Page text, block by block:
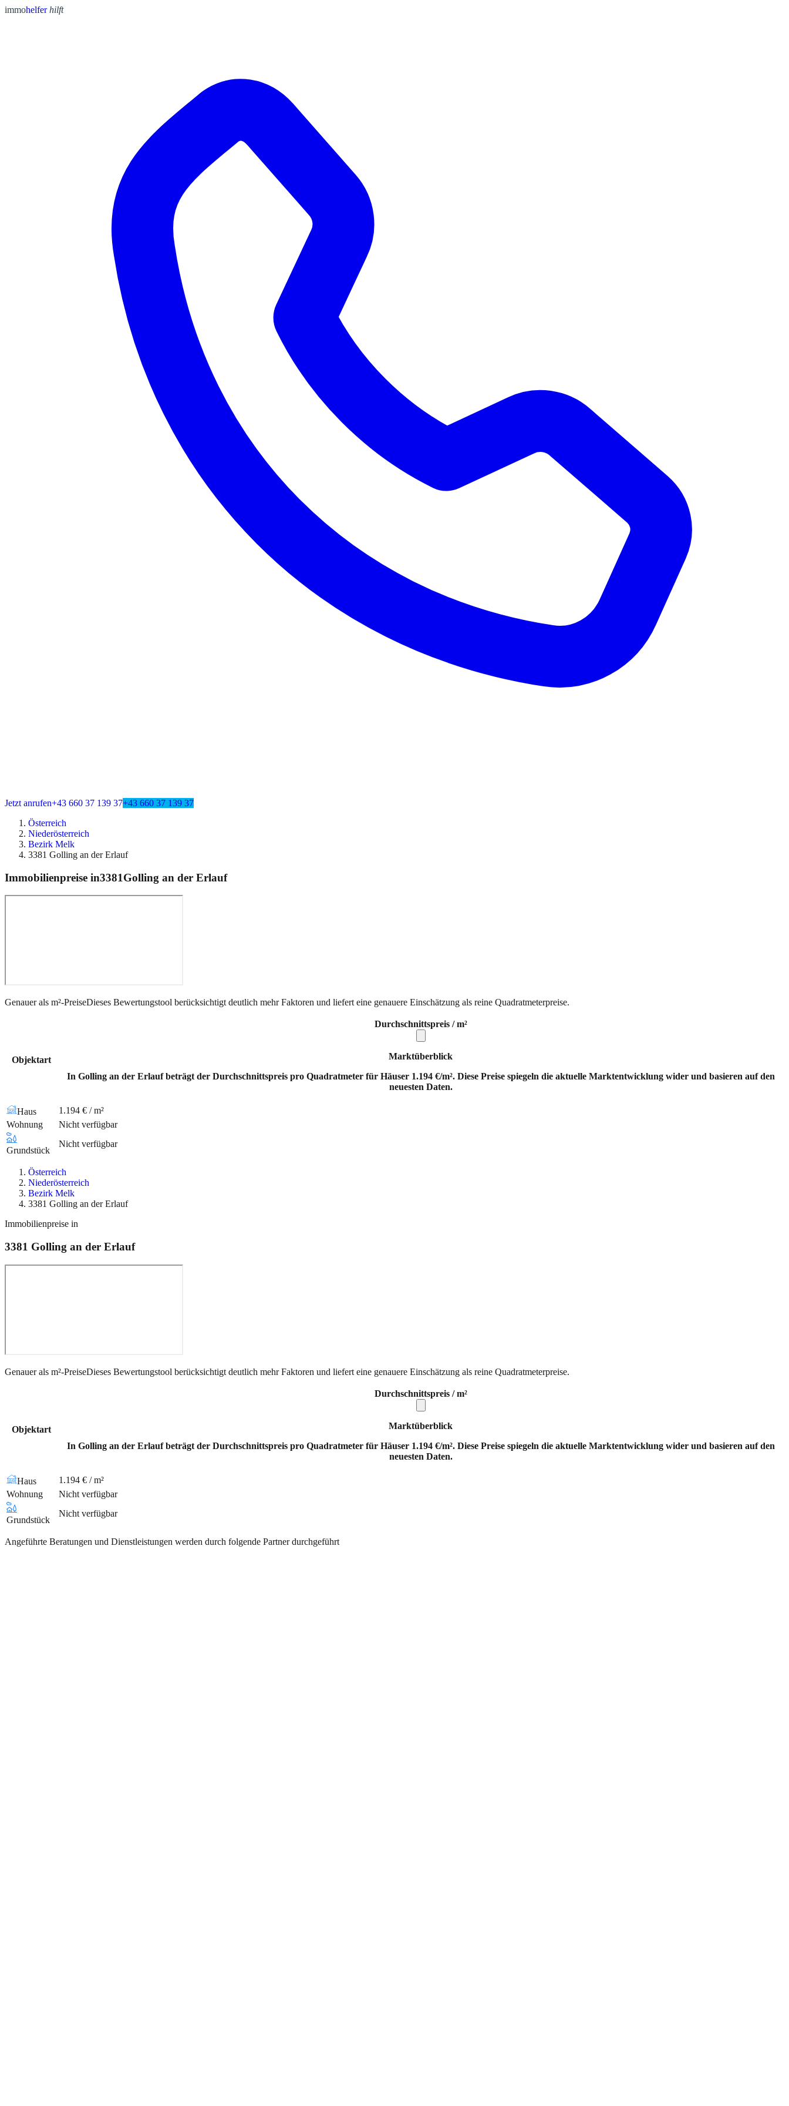
immohelfer hilft
Jetzt anrufen+43 660 37 139 37+43 660 37 139 37
Österreich
Niederösterreich
Bezirk Melk
3381 Golling an der Erlauf
Immobilienpreise in3381Golling an der Erlauf
Genauer als m²-PreiseDieses Bewertungstool berücksichtigt deutlich mehr Faktoren und liefert eine genauere Einschätzung als reine Quadratmeterpreise.
Objektart
Durchschnittspreis / m²
Marktüberblick
In Golling an der Erlauf beträgt der Durchschnittspreis pro Quadratmeter für Häuser 1.194 €/m². Diese Preise spiegeln die aktuelle Marktentwicklung wider und basieren auf den
neuesten Daten.
Haus
1.194 € / m²
Wohnung
Nicht verfügbar
Grundstück
Nicht verfügbar
Österreich
Niederösterreich
Bezirk Melk
3381 Golling an der Erlauf
Immobilienpreise in
3381 Golling an der Erlauf
Genauer als m²-PreiseDieses Bewertungstool berücksichtigt deutlich mehr Faktoren und liefert eine genauere Einschätzung als reine Quadratmeterpreise.
Objektart
Durchschnittspreis / m²
Marktüberblick
In Golling an der Erlauf beträgt der Durchschnittspreis pro Quadratmeter für Häuser 1.194 €/m². Diese Preise spiegeln die aktuelle Marktentwicklung wider und basieren auf den
neuesten Daten.
Haus
1.194 € / m²
Wohnung
Nicht verfügbar
Grundstück
Nicht verfügbar
Angeführte Beratungen und Dienstleistungen werden durch folgende Partner durchgeführt